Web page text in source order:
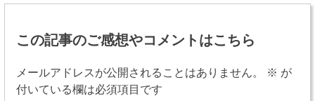
稿
ビ
この記事のご感想やコメントはこちら
メールアドレスが公開されることはありません。 ※ が
付いている欄は必須項目です